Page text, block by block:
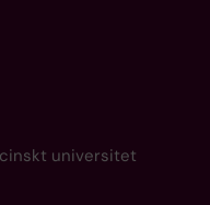
universitet